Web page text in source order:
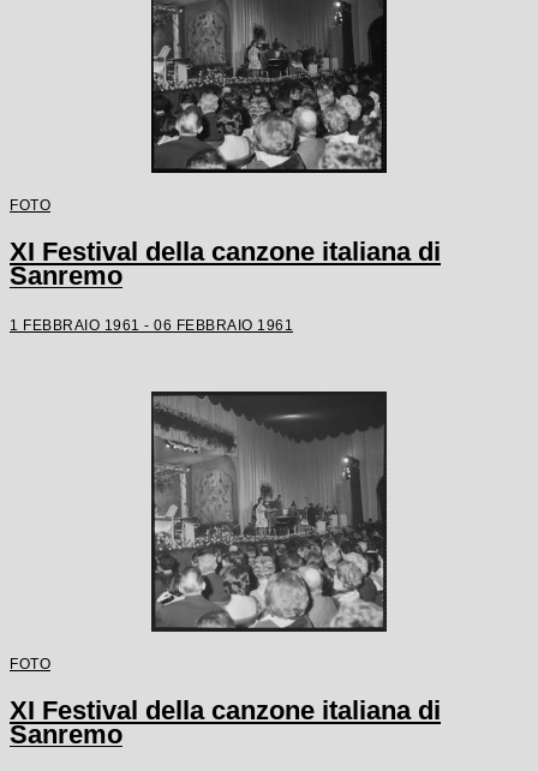
FOTO
XI Festival della canzone italiana di
Sanremo
1 FEBBRAIO 1961 - 06 FEBBRAIO 1961
FOTO
XI Festival della canzone italiana di
Sanremo